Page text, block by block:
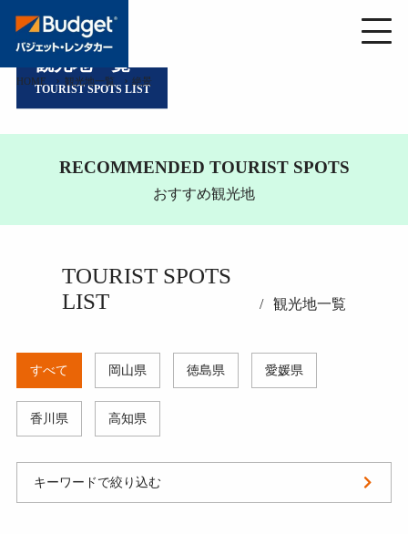
観光地一覧
TOURIST SPOTS LIST
HOME 観光地一覧 絶景
RECOMMENDED TOURIST SPOTS
おすすめ観光地
TOURIST SPOTS
LIST
観光地一覧
すべて 岡山県 徳島県 愛媛県
香川県 高知県
キーワードで絞り込む